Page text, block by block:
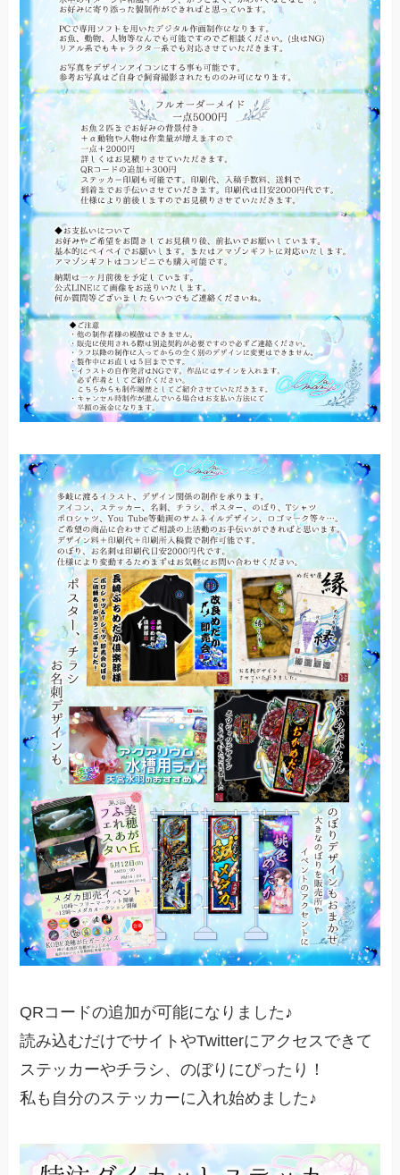
QRコードの追加が可能になりました♪
読み込むだけでサイトやTwitterにアクセスできて
ステッカーやチラシ、のぼりにぴったり！
私も自分のステッカーに入れ始めました♪